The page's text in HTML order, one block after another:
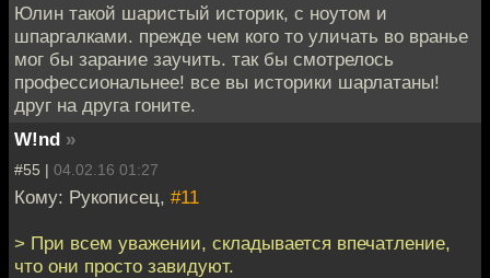
Юлин такой шаристый историк, с ноутом и
шпаргалками. прежде чем кого то уличать во вранье
мог бы зарание заучить. так бы смотрелось
профессиональнее! все вы историки шарлатаны!
друг на друга гоните.
W!nd »
#55 | 04.02.16 01:27
Кому: Рукописец, #11
> При всем уважении, складывается впечатление,
что они просто завидуют.